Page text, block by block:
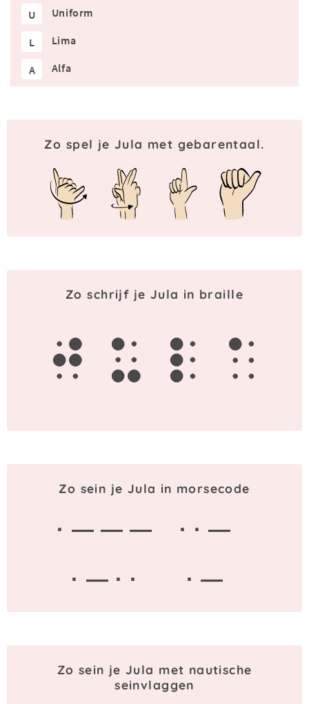
U Uniform
L Lima
A Alfa
Zo spel je Jula met gebarentaal.
Zo schrijf je Jula in braille
j u l a
Zo sein je Jula in morsecode
· — — —
· · —
· — · ·
· —
Zo sein je Jula met nautische
seinvlaggen